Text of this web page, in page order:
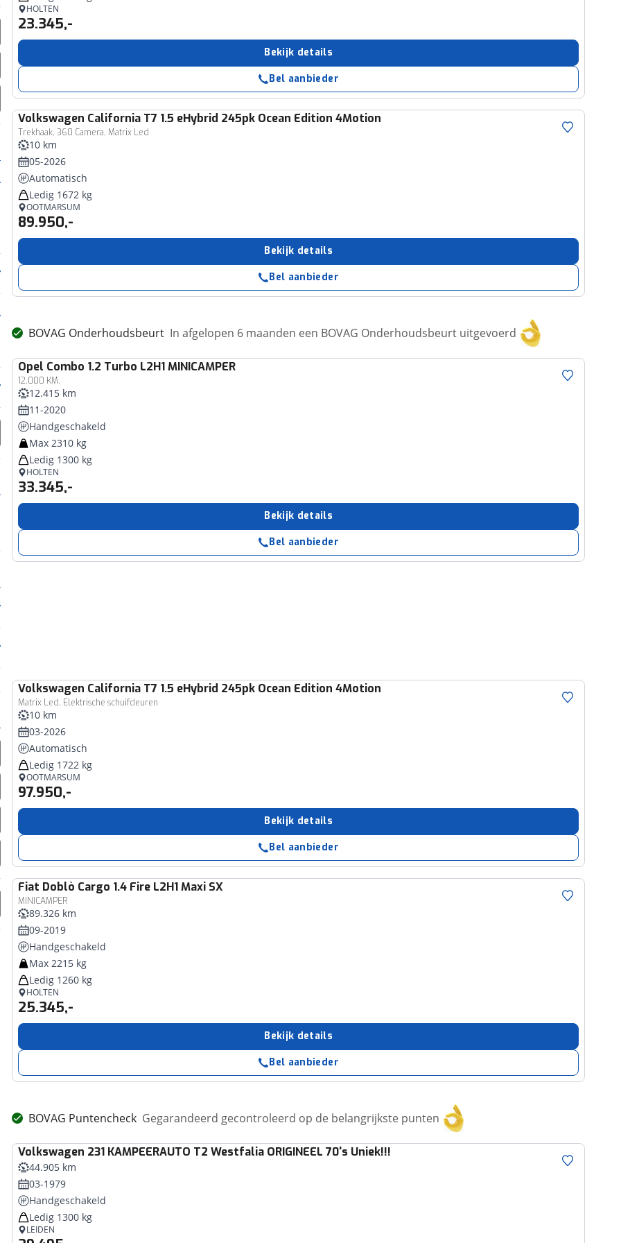
HOLTEN
23.345,-
Bekijk details
Bel aanbieder
Volkswagen California T7 1.5 eHybrid 245pk Ocean Edition 4Motion
Trekhaak, 360 Camera, Matrix Led
10 km
05-2026
Automatisch
Ledig 1672 kg
OOTMARSUM
89.950,-
Bekijk details
Bel aanbieder
BOVAG Onderhoudsbeurt In afgelopen 6 maanden een BOVAG Onderhoudsbeurt uitgevoerd
Opel Combo 1.2 Turbo L2H1 MINICAMPER
12.000 KM.
12.415 km
11-2020
Handgeschakeld
Max 2310 kg
Ledig 1300 kg
HOLTEN
33.345,-
Bekijk details
Bel aanbieder
Volkswagen California T7 1.5 eHybrid 245pk Ocean Edition 4Motion
Matrix Led, Elektrische schuifdeuren
10 km
03-2026
Automatisch
Ledig 1722 kg
OOTMARSUM
97.950,-
Bekijk details
Bel aanbieder
Fiat Doblò Cargo 1.4 Fire L2H1 Maxi SX
MINICAMPER
89.326 km
09-2019
Handgeschakeld
Max 2215 kg
Ledig 1260 kg
HOLTEN
25.345,-
Bekijk details
Bel aanbieder
BOVAG Puntencheck Gegarandeerd gecontroleerd op de belangrijkste punten
Volkswagen 231 KAMPEERAUTO T2 Westfalia ORIGINEEL 70's Uniek!!!
44.905 km
03-1979
Handgeschakeld
Ledig 1300 kg
LEIDEN